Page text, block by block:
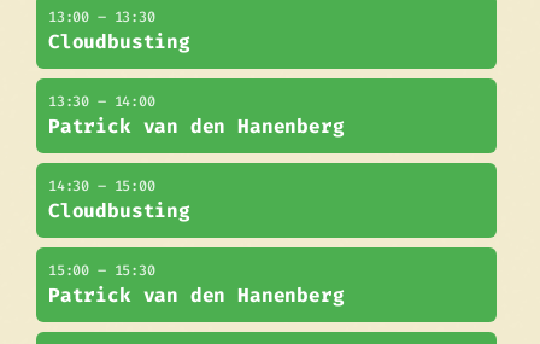
13:00 – 13:30
Cloudbusting
13:30 – 14:00
Patrick van den Hanenberg
14:30 – 15:00
Cloudbusting
15:00 – 15:30
Patrick van den Hanenberg